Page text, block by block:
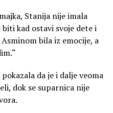
Stanija nije imala
kad ostavi svoje dete i
bila iz emocije, a
da je i dalje veoma
dok se suparnica nije